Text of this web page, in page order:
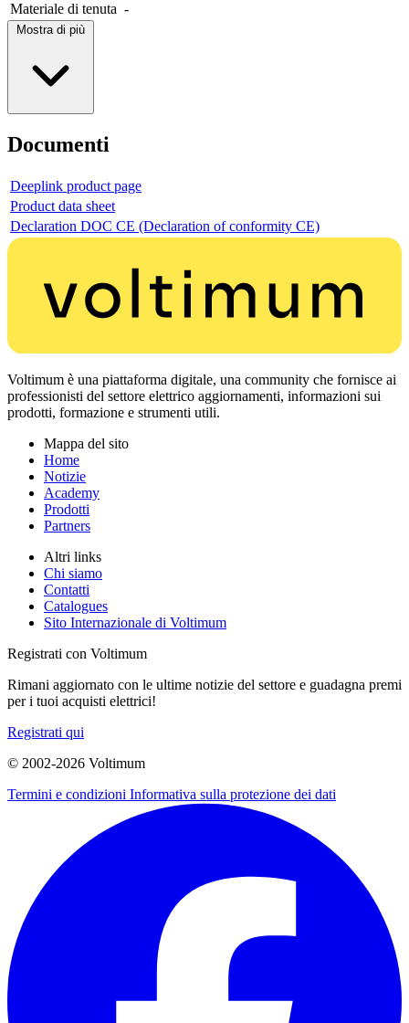
Materiale di tenuta -
Mostra di più
Documenti
Deeplink product page
Product data sheet
Declaration DOC CE (Declaration of conformity CE)
Voltimum è una piattaforma digitale, una community che fornisce ai
professionisti del settore elettrico aggiornamenti, informazioni sui
prodotti, formazione e strumenti utili.
Mappa del sito
Home
Notizie
Academy
Prodotti
Partners
Altri links
Chi siamo
Contatti
Catalogues
Sito Internazionale di Voltimum
Registrati con Voltimum
Rimani aggiornato con le ultime notizie del settore e guadagna premi
per i tuoi acquisti elettrici!
Registrati qui
© 2002-2026 Voltimum
Termini e condizioni Informativa sulla protezione dei dati